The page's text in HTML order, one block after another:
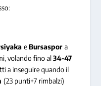
e Bursaspora
volando fino al34-47
a inseguire quando il
(23 punti+7 rimbalzi)